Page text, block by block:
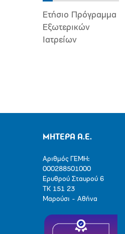
Ετήσιο Πρόγραμμα
Εξωτερικών
Ιατρείων
ΜΗΤΕΡΑ Α.Ε.
Αριθμός ΓΕΜΗ:
000288501000
Ερυθρού Σταυρού 6
ΤΚ 151 23
Μαρούσι - Αθήνα